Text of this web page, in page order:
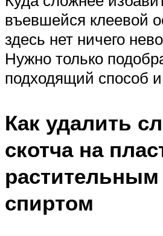
въевшейся клеевой
здесь нет ничего
Нужно только
подходящий способ
Как удалить
скотча на
спиртом